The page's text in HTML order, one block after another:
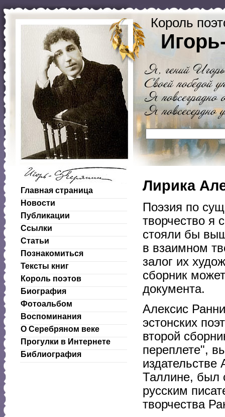
Король
Главная страница
Новости
Публикации
Ссылки
Статьи
Познакомиться
Тексты книг
Король поэтов
Биография
Фотоальбом
Воспоминания
О Серебряном веке
Прогулки в Интернете
Библиография
Лирика
Поэзия по
творчество я
стояли бы
в взаимном
залог их
сборник
документа.
Алексис
эстонских
второй
переплете",
Таллине, был
русским
творчества